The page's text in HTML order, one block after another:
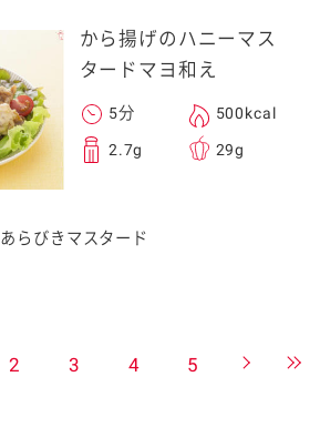
から揚げのハニーマス
タードマヨ和え
5分 500kcal
2.7g 29g
らびきマスタード
2 3 4 5